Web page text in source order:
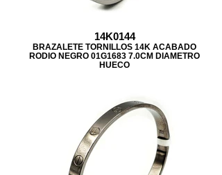
14K0144
BRAZALETE TORNILLOS 14K ACABADO
RODIO NEGRO 01G1683 7.0CM DIAMETRO
HUECO